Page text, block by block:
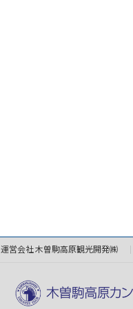
運営会社 木曽駒高原観光開発㈱